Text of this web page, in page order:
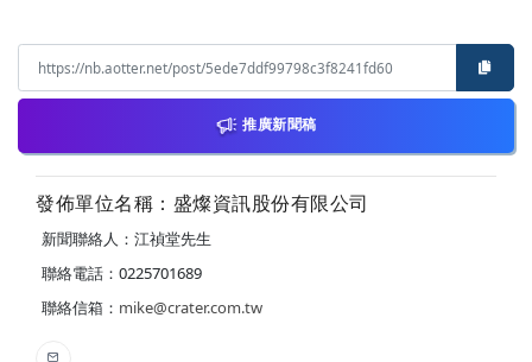
推廣新聞稿
發佈單位名稱：盛燦資訊股份有限公司
新聞聯絡人：江禎堂先生
聯絡電話：0225701689
聯絡信箱： mike@crater.com.tw